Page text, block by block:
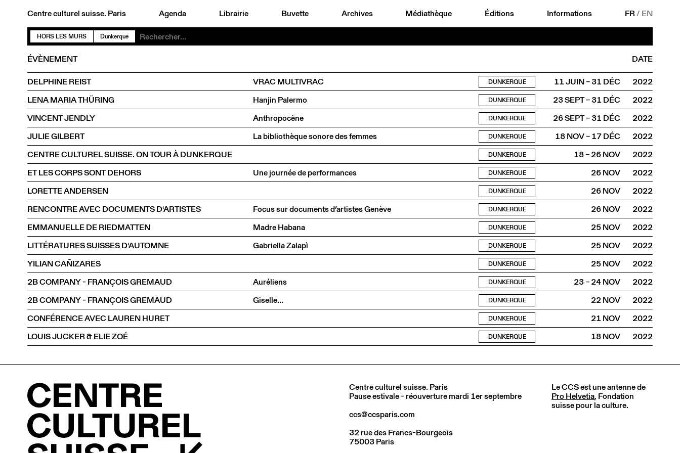
Centre culturel suisse. Paris Agenda Librairie Buvette Archives Médiathèque Éditions Informations FR/ EN
HORS LES MURS Dunkerque
ÉVÈNEMENT
DATE
DELPHINE REIST
VRAC MULTIVRAC DUNKERQUE 11 JUIN – 31 DÉC
2022
LENA MARIA THÜRING
Hanjin Palermo DUNKERQUE 23 SEPT – 31 DÉC
2022
VINCENT JENDLY
Anthropocène DUNKERQUE 26 SEPT – 31 DÉC
2022
JULIE GILBERT
La bibliothèque sonore des femmes DUNKERQUE 18 NOV – 17 DÉC
2022
CENTRE CULTUREL SUISSE. ON TOUR À DUNKERQUE
DUNKERQUE 18 – 26 NOV
2022
ET LES CORPS SONT DEHORS
Une journée de performances DUNKERQUE 26 NOV
2022
LORETTE ANDERSEN
DUNKERQUE 26 NOV
2022
RENCONTRE AVEC DOCUMENTS D'ARTISTES
Focus sur documents d’artistes Genève DUNKERQUE 26 NOV
2022
EMMANUELLE DE RIEDMATTEN
Madre Habana DUNKERQUE 25 NOV
2022
LITTÉRATURES SUISSES D'AUTOMNE
Gabriella Zalapì DUNKERQUE 25 NOV
2022
YILIAN CAÑIZARES
DUNKERQUE 25 NOV
2022
2B COMPANY - FRANÇOIS GREMAUD
Auréliens DUNKERQUE 23 – 24 NOV
2022
2B COMPANY - FRANÇOIS GREMAUD
Giselle… DUNKERQUE 22 NOV
2022
CONFÉRENCE AVEC LAUREN HURET
DUNKERQUE 21 NOV
2022
LOUIS JUCKER & ELIE ZOÉ
DUNKERQUE 18 NOV 2022
Centre culturel suisse. Paris
Pause estivale - réouverture mardi 1er septembre
ccs@ccsparis.com
32 rue des Francs-Bourgeois
75003 Paris
Le CCS est une antenne de
Pro Helvetia, Fondation
suisse pour la culture.